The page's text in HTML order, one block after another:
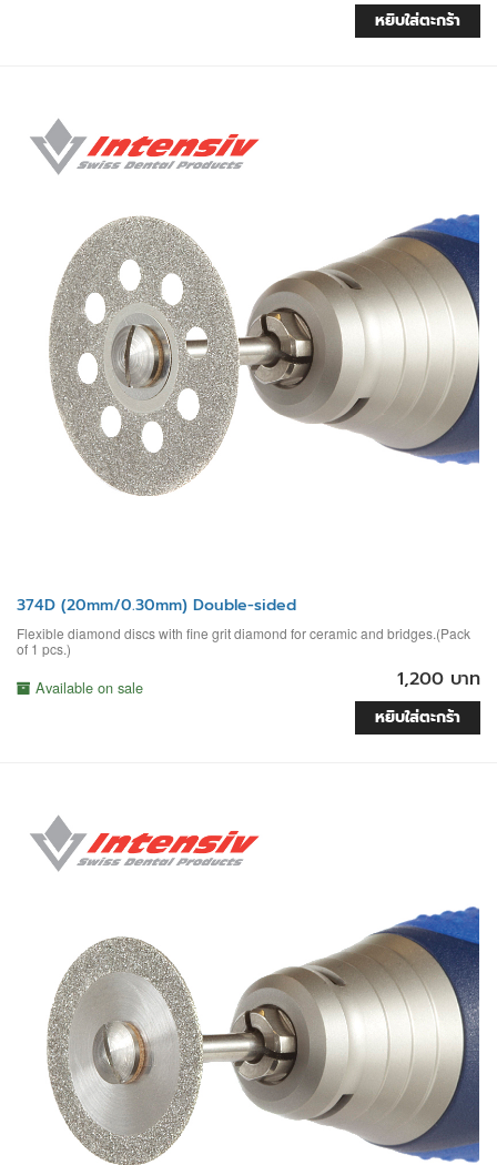
หยิบใส่ตะกร้า
374D (20mm/0.30mm) Double-sided
Flexible diamond discs with fine grit diamond for ceramic and bridges.(Pack
of 1 pcs.)
Available on sale 1,200 บาท
หยิบใส่ตะกร้า